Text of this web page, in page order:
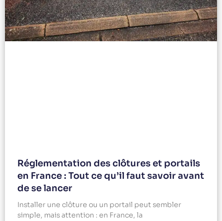
Réglementation des clôtures et portails
en France : Tout ce qu’il faut savoir avant
de se lancer
Installer une clôture ou un portail peut sembler
simple, mais attention : en France, la